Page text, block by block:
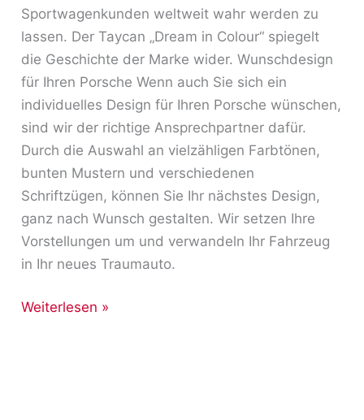
Sportwagenkunden weltweit wahr werden zu
lassen. Der Taycan „Dream in Colour“ spiegelt
die Geschichte der Marke wider. Wunschdesign
für Ihren Porsche Wenn auch Sie sich ein
individuelles Design für Ihren Porsche wünschen,
sind wir der richtige Ansprechpartner dafür.
Durch die Auswahl an vielzähligen Farbtönen,
bunten Mustern und verschiedenen
Schriftzügen, können Sie Ihr nächstes Design,
ganz nach Wunsch gestalten. Wir setzen Ihre
Vorstellungen um und verwandeln Ihr Fahrzeug
in Ihr neues Traumauto.
Weiterlesen »